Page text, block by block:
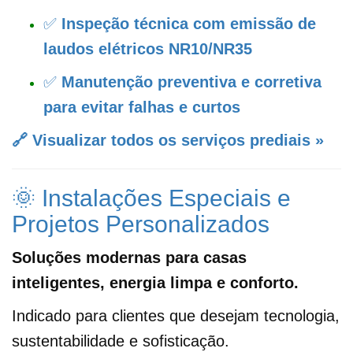
✅ Inspeção técnica com emissão de
laudos elétricos NR10/NR35
✅ Manutenção preventiva e corretiva
para evitar falhas e curtos
🔗 Visualizar todos os serviços prediais »
🌞 Instalações Especiais e
Projetos Personalizados
Soluções modernas para casas
inteligentes, energia limpa e conforto.
Indicado para clientes que desejam tecnologia,
sustentabilidade e sofisticação.